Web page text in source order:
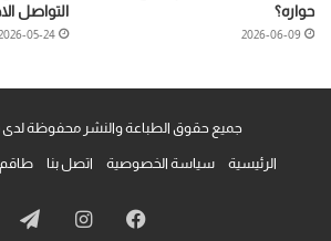
حواره؟
2026-06-09
التواصل
2026-05-24
جميع حقوق الطباعة والنشر محفوظة لدى
الرئيسية سياسة الخصوصية اتصل بنا
فيسبوكانستقرام